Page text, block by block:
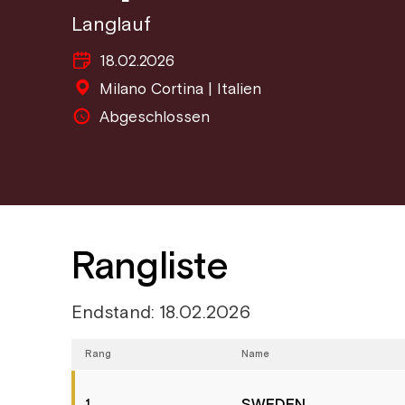
Langlauf
18.02.2026
Milano Cortina | Italien
Abgeschlossen
Rangliste
Endstand: 18.02.2026
Rang Name